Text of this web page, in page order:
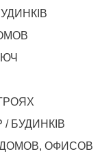
БУДИНКІВ
ОФИСОВ